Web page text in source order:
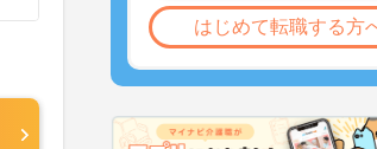
はじめて転職する方